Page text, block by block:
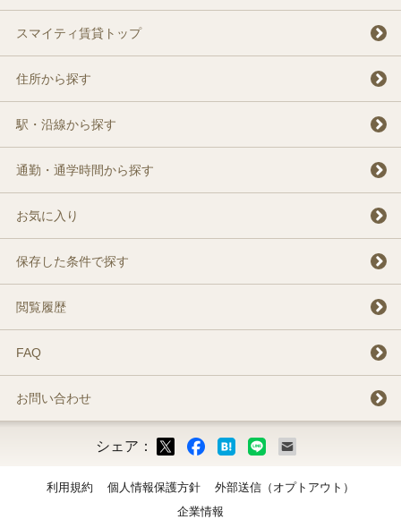
スマイティ賃貸トップ
住所から探す
駅・沿線から探す
通勤・通学時間から探す
お気に入り
保存した条件で探す
閲覧履歴
FAQ
お問い合わせ
シェア：
利用規約 個人情報保護方針
外部送信（オプトアウト）
企業情報